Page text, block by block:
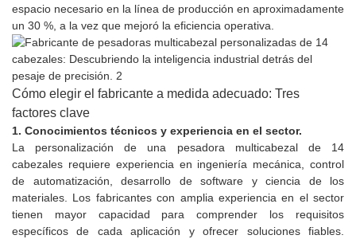
espacio necesario en la línea de producción en aproximadamente
un 30 %, a la vez que mejoró la eficiencia operativa.
Cómo elegir el fabricante a medida adecuado: Tres
factores clave
1. Conocimientos técnicos y experiencia en el sector.
La personalización de una pesadora multicabezal de 14
cabezales requiere experiencia en ingeniería mecánica, control
de automatización, desarrollo de software y ciencia de los
materiales. Los fabricantes con amplia experiencia en el sector
tienen mayor capacidad para comprender los requisitos
específicos de cada aplicación y ofrecer soluciones fiables.